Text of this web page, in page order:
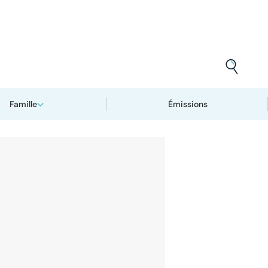
Famille Émissions